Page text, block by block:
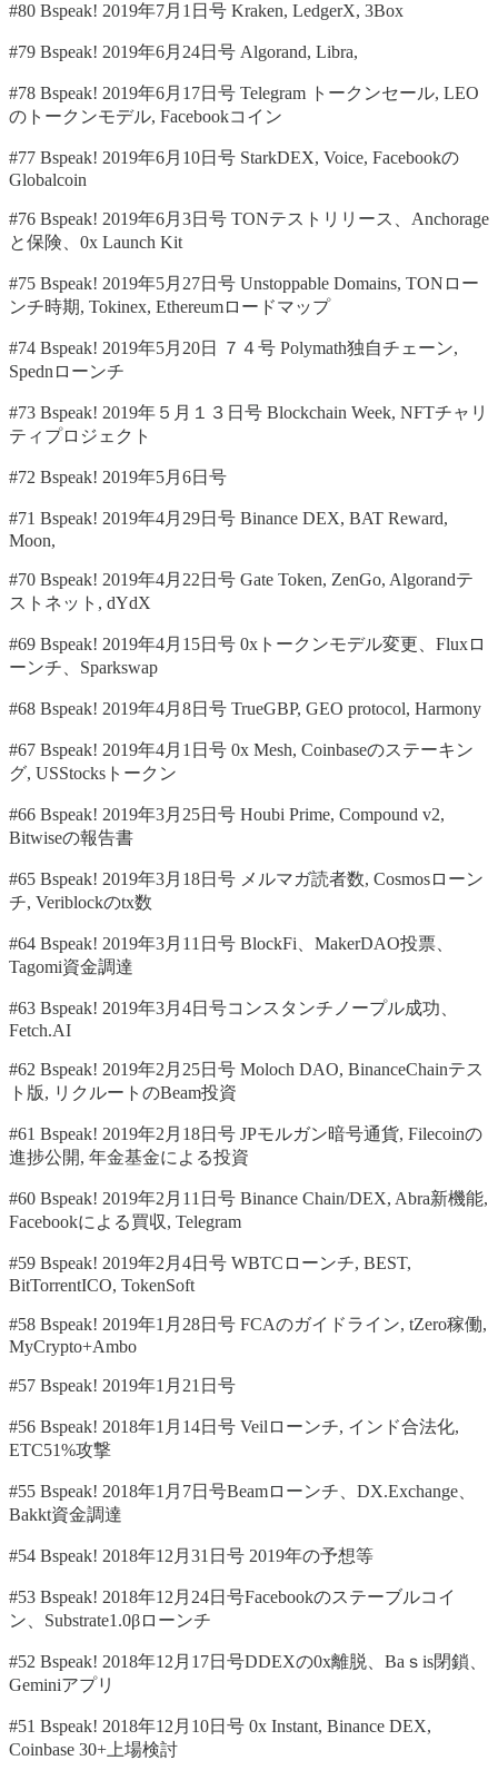
#80 Bspeak! 2019年7月1日号 Kraken, LedgerX, 3Box
#79 Bspeak! 2019年6月24日号 Algorand, Libra,
#78 Bspeak! 2019年6月17日号 Telegram トークンセール, LEO
のトークンモデル, Facebookコイン
#77 Bspeak! 2019年6月10日号 StarkDEX, Voice, Facebookの
Globalcoin
#76 Bspeak! 2019年6月3日号 TONテストリリース、Anchorage
と保険、0x Launch Kit
#75 Bspeak! 2019年5月27日号 Unstoppable Domains, TONロー
ンチ時期, Tokinex, Ethereumロードマップ
#74 Bspeak! 2019年5月20日 ７４号 Polymath独自チェーン,
Spednローンチ
#73 Bspeak! 2019年５月１３日号 Blockchain Week, NFTチャリ
ティプロジェクト
#72 Bspeak! 2019年5月6日号
#71 Bspeak! 2019年4月29日号 Binance DEX, BAT Reward,
Moon,
#70 Bspeak! 2019年4月22日号 Gate Token, ZenGo, Algorandテ
ストネット, dYdX
#69 Bspeak! 2019年4月15日号 0xトークンモデル変更、Fluxロ
ーンチ、Sparkswap
#68 Bspeak! 2019年4月8日号 TrueGBP, GEO protocol, Harmony
#67 Bspeak! 2019年4月1日号 0x Mesh, Coinbaseのステーキン
グ, USStocksトークン
#66 Bspeak! 2019年3月25日号 Houbi Prime, Compound v2,
Bitwiseの報告書
#65 Bspeak! 2019年3月18日号 メルマガ読者数, Cosmosローン
チ, Veriblockのtx数
#64 Bspeak! 2019年3月11日号 BlockFi、MakerDAO投票、
Tagomi資金調達
#63 Bspeak! 2019年3月4日号コンスタンチノープル成功、
Fetch.AI
#62 Bspeak! 2019年2月25日号 Moloch DAO, BinanceChainテス
ト版, リクルートのBeam投資
#61 Bspeak! 2019年2月18日号 JPモルガン暗号通貨, Filecoinの
進捗公開, 年金基金による投資
#60 Bspeak! 2019年2月11日号 Binance Chain/DEX, Abra新機能,
Facebookによる買収, Telegram
#59 Bspeak! 2019年2月4日号 WBTCローンチ, BEST,
BitTorrentICO, TokenSoft
#58 Bspeak! 2019年1月28日号 FCAのガイドライン, tZero稼働,
MyCrypto+Ambo
#57 Bspeak! 2019年1月21日号
#56 Bspeak! 2018年1月14日号 Veilローンチ, インド合法化,
ETC51%攻撃
#55 Bspeak! 2018年1月7日号Beamローンチ、DX.Exchange、
Bakkt資金調達
#54 Bspeak! 2018年12月31日号 2019年の予想等
#53 Bspeak! 2018年12月24日号Facebookのステーブルコイ
ン、Substrate1.0βローンチ
#52 Bspeak! 2018年12月17日号DDEXの0x離脱、Baｓis閉鎖、
Geminiアプリ
#51 Bspeak! 2018年12月10日号 0x Instant, Binance DEX,
Coinbase 30+上場検討